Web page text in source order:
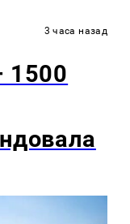
3 часа назад
1500